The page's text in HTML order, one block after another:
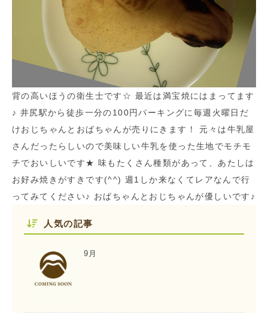
背の高いほうの衛生士です☆ 最近は満宝焼にはまってます
♪ 井尻駅から徒歩一分の100円パーキングに毎週火曜日だ
けおじちゃんとおばちゃんが売りにきます！ 元々は牛乳屋
さんだったらしいので美味しい牛乳を使った生地でモチモ
チでおいしいです★ 味もたくさん種類があって、あたしは
お好み焼きがすきです(^^) 週1しか来なくてレアなんで行
ってみてください♪ おばちゃんとおじちゃんが優しいです♪
人気の記事
9月